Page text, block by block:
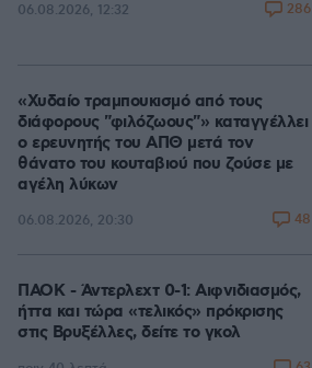
06.08.2026, 12:32 286
«Χυδαίο τραμπουκισμό από τους
διάφορους "φιλόζωους"» καταγγέλλει
ο ερευνητής του ΑΠΘ μετά τον
θάνατο του κουταβιού που ζούσε με
αγέλη λύκων
06.08.2026, 20:30 48
ΠΑΟΚ - Άντερλεχτ 0-1: Αιφνιδιασμός,
ήττα και τώρα «τελικός» πρόκρισης
στις Βρυξέλλες, δείτε το γκολ